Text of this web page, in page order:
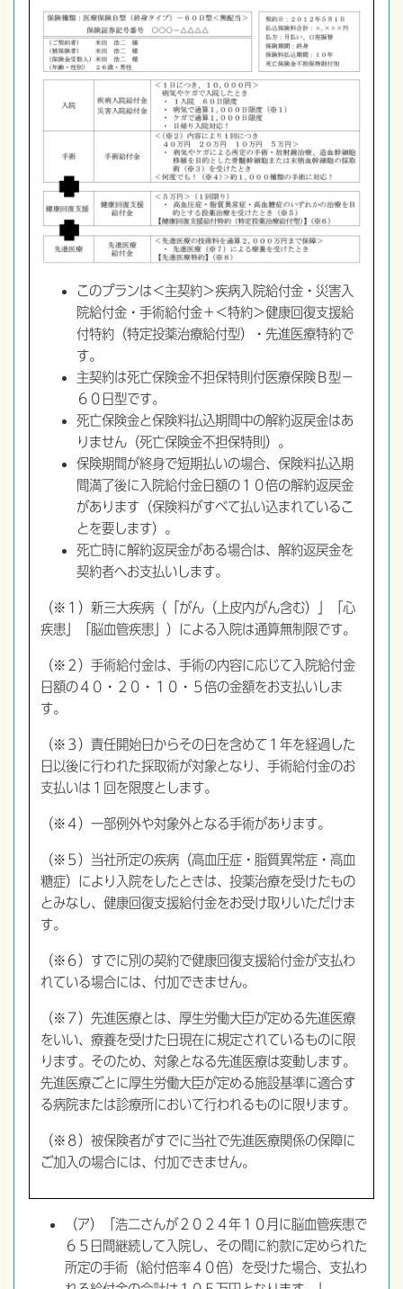
このプランは＜主契約＞疾病入院給付金・災害入
院給付金・手術給付金＋＜特約＞健康回復支援給
付特約（特定投薬治療給付型）・先進医療特約で
す。
主契約は死亡保険金不担保特則付医療保険Ｂ型－
６０日型です。
死亡保険金と保険料払込期間中の解約返戻金はあ
りません（死亡保険金不担保特則）。
保険期間が終身で短期払いの場合、保険料払込期
間満了後に入院給付金日額の１０倍の解約返戻金
があります（保険料がすべて払い込まれているこ
とを要します）。
死亡時に解約返戻金がある場合は、解約返戻金を
契約者へお支払いします。
（※１）新三大疾病（「がん（上皮内がん含む）」「心
疾患」「脳血管疾患」）による入院は通算無制限です。
（※２）手術給付金は、手術の内容に応じて入院給付金
日額の４０・２０・１０・５倍の金額をお支払いしま
す。
（※３）責任開始日からその日を含めて１年を経過した
日以後に行われた採取術が対象となり、手術給付金のお
支払いは１回を限度とします。
（※４）一部例外や対象外となる手術があります。
（※５）当社所定の疾病（高血圧症・脂質異常症・高血
糖症）により入院をしたときは、投薬治療を受けたもの
とみなし、健康回復支援給付金をお受け取りいただけま
す。
（※６）すでに別の契約で健康回復支援給付金が支払わ
れている場合には、付加できません。
（※７）先進医療とは、厚生労働大臣が定める先進医療
をいい、療養を受けた日現在に規定されているものに限
ります。そのため、対象となる先進医療は変動します。
先進医療ごとに厚生労働大臣が定める施設基準に適合す
る病院または診療所において行われるものに限ります。
（※８）被保険者がすでに当社で先進医療関係の保障に
ご加入の場合には、付加できません。
（ア）「浩二さんが２０２４年１０月に脳血管疾患で
６５日間継続して入院し、その間に約款に定められた
所定の手術（給付倍率４０倍）を受けた場合、支払わ